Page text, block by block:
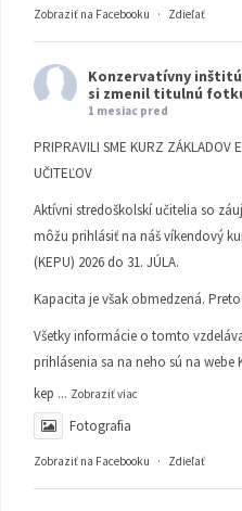
Zobraziť na Facebooku · Zdieľať
Konzervatívny
si zmenil titulnú
1 mesiac pred
PRIPRAVILI SME KURZ ZÁKLADOV
UČITEĽOV
Aktívni stredoškolskí učitelia so
môžu prihlásiť na náš víkendový
(KEPU) 2026 do 31. JÚLA.
Kapacita je však obmedzená.
Všetky informácie o tomto
prihlásenia sa na neho sú na webe
kep ... Zobraziť viac
Fotografia
Zobraziť na Facebooku · Zdieľať